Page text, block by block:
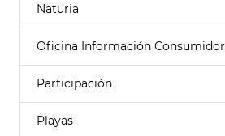
Naturia
Oficina Información Consumidor
Participación
Playas